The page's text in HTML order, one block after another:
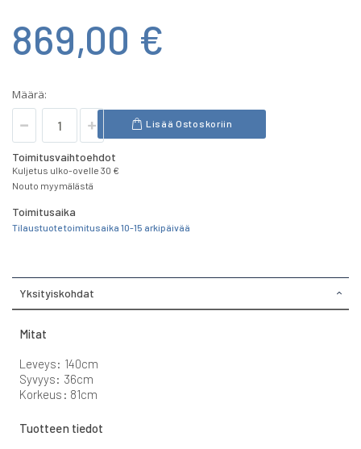
869,00 €
Määrä:
Lisää Ostoskoriin
Toimitusvaihtoehdot
Kuljetus ulko-ovelle 30 €
Nouto myymälästä
Toimitusaika
Tilaustuote toimitusaika 10-15 arkipäivää
Yksityiskohdat
Mitat
Leveys: 140cm
Syvyys: 36cm
Korkeus: 81cm
Tuotteen tiedot